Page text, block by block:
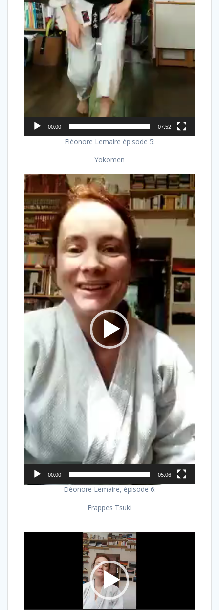
00:00 07:52
Eléonore Lemaire épisode 5:
Yokomen
Lecteur
vidéo
00:00 05:06
Eléonore Lemaire, épisode 6:
Frappes Tsuki